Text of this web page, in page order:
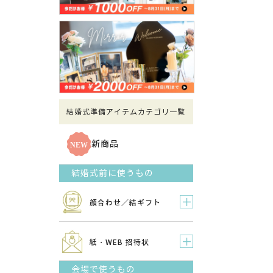
結婚式準備アイテムカテゴリ一覧
新商品
結婚式前に使うもの
顔合わせ／結ギフト
紙・WEB 招待状
会場で使うもの